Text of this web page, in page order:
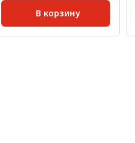
В корзину
Масса, кг/шт:
1,2